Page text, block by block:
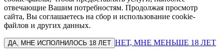
отвечающие Вашим потребностям. Продолжая просмотр
сайта, Вы соглашаетесь на сбор и использование cookie-
файлов и других данных.
ДА, МНЕ ИСПОЛНИЛОСЬ 18 ЛЕТ НЕТ, МНЕ МЕНЬШЕ 18 ЛЕТ